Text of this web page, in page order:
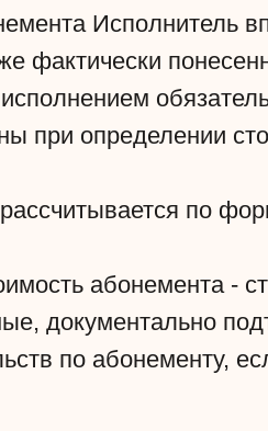
Исполнитель
фактически
при определении
по
абонемента -
документально
по абонементу,